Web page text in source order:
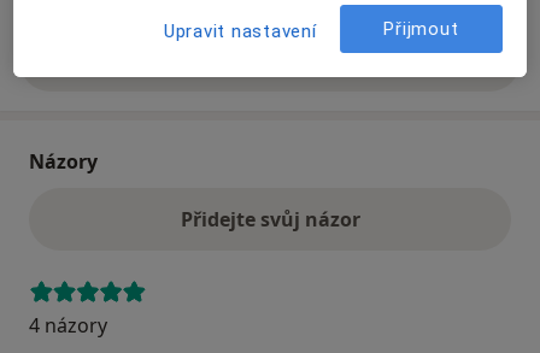
o adrese
Názory
Přidejte svůj názor
4 názory
Upravit nastavení Přijmout